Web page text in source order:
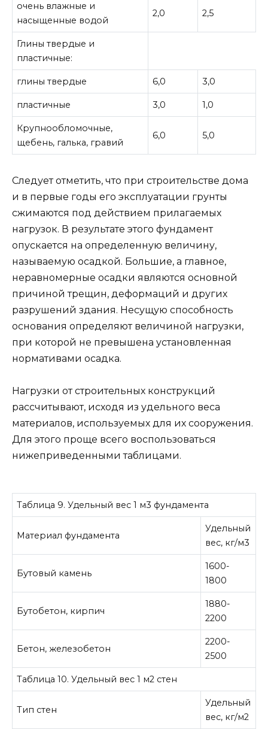
очень влажные и
насыщенные водой
2,0 2,5
Глины твердые и
пластичные:
глины твердые 6,0 3,0
пластичные 3,0 1,0
Крупнообломочные,
щебень, галька, гравий
6,0 5,0
Следует отметить, что при строительстве дома
и в первые годы его эксплуатации грунты
сжимаются под действием прилагаемых
нагрузок. В результате этого фундамент
опускается на определенную величину,
называемую осадкой. Большие, а главное,
неравномерные осадки являются основной
причиной трещин, деформаций и других
разрушений здания. Несущую способность
основания определяют величиной нагрузки,
при которой не превышена установленная
нормативами осадка.
Нагрузки от строительных конструкций
рассчитывают, исходя из удельного веса
материалов, используемых для их сооружения.
Для этого проще всего воспользоваться
нижеприведенными таблицами.
Таблица 9. Удельный вес 1 м3 фундамента
Материал фундамента
Удельный
вес, кг/м3
Бутовый камень
1600-
1800
Бутобетон, кирпич
1880-
2200
Бетон, железобетон
2200-
2500
Таблица 10. Удельный вес 1 м2 стен
Тип стен
Удельный
вес, кг/м2